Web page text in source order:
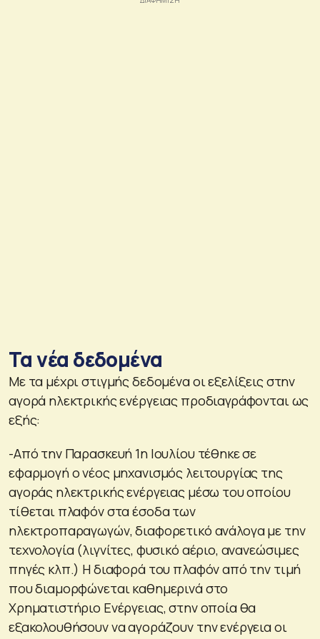
Τα νέα δεδομένα
Με τα μέχρι στιγμής δεδομένα οι εξελίξεις στην
αγορά ηλεκτρικής ενέργειας προδιαγράφονται ως
εξής:
-Από την Παρασκευή 1η Ιουλίου τέθηκε σε
εφαρμογή ο νέος μηχανισμός λειτουργίας της
αγοράς ηλεκτρικής ενέργειας μέσω του οποίου
τίθεται πλαφόν στα έσοδα των
ηλεκτροπαραγωγών, διαφορετικό ανάλογα με την
τεχνολογία (λιγνίτες, φυσικό αέριο, ανανεώσιμες
πηγές κλπ.) Η διαφορά του πλαφόν από την τιμή
που διαμορφώνεται καθημερινά στο
Χρηματιστήριο Ενέργειας, στην οποία θα
εξακολουθήσουν να αγοράζουν την ενέργεια οι